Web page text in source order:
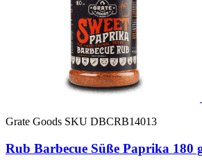
Grate Goods SKU DBCRB14013
Rub Barbecue Süße Paprika 180